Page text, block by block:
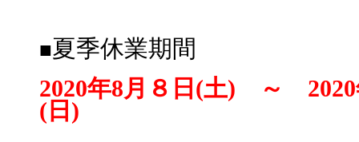
■夏季休業期間
2020年8月８日(土) ～ 2020
(日)